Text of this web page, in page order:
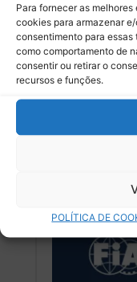
Para fornecer as
cookies para armazenar
consentimento para
como comportamento de
consentir ou retirar o
recursos e funções.
POLÍTICA DE
Descubra a
suas origens
mulher na…
Leia mais »